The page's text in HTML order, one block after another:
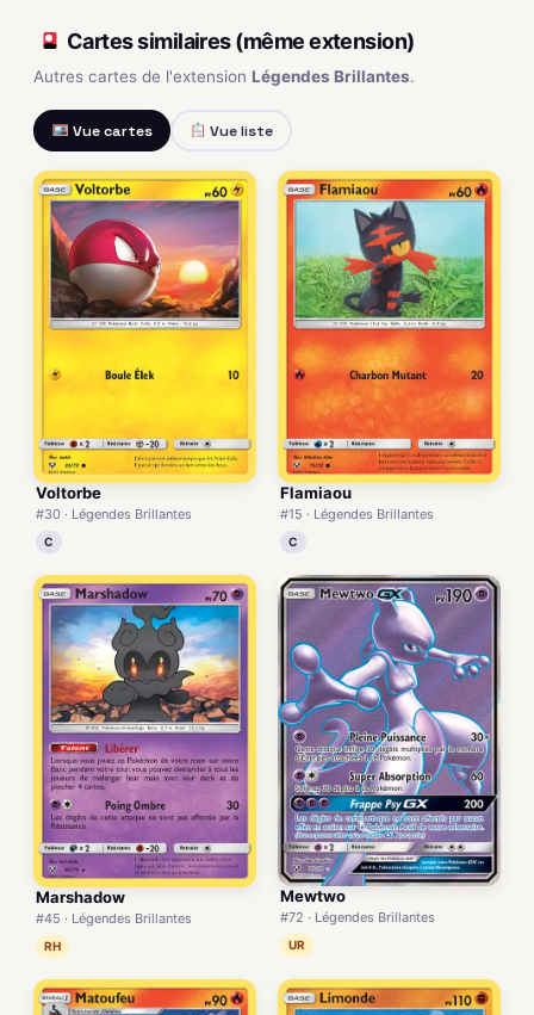
Cartes similaires (même extension)
Autres cartes de l'extension Légendes Brillantes.
Vue cartes Vue liste
Voltorbe
#30 · Légendes Brillantes
C
Flamiaou
#15 · Légendes Brillantes
C
Marshadow
#45 · Légendes Brillantes
RH
Mewtwo
#72 · Légendes Brillantes
UR